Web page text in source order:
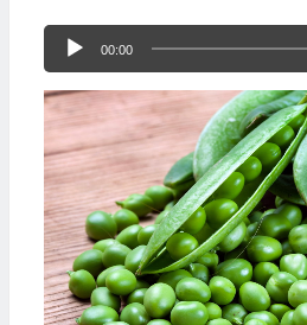
频
播
放
器
00:00